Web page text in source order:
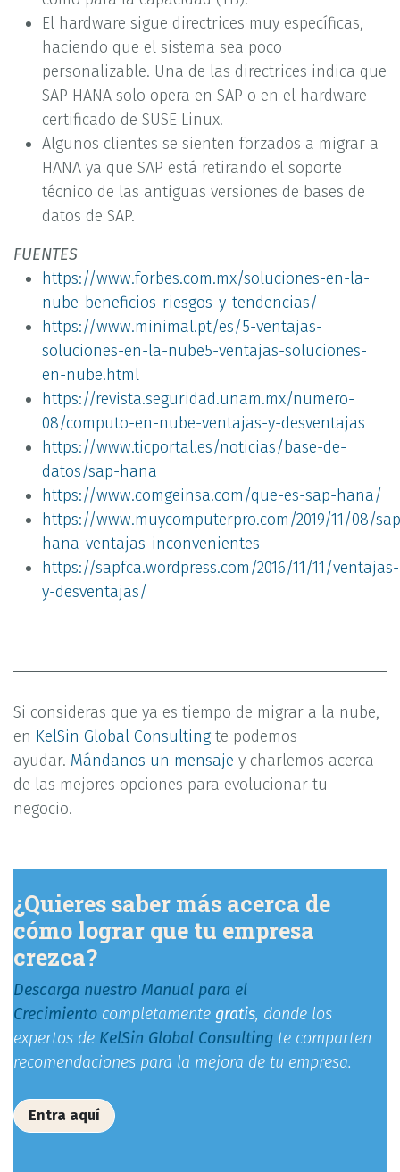
El hardware sigue directrices muy específicas,
haciendo que el sistema sea poco
personalizable. Una de las directrices indica que
SAP HANA solo opera en SAP o en el hardware
certificado de SUSE Linux.
Algunos clientes se sienten forzados a migrar a
HANA ya que SAP está retirando el soporte
técnico de las antiguas versiones de bases de
datos de SAP.
FUENTES
https://www.forbes.com.mx/soluciones-en-la-
nube-beneficios-riesgos-y-tendencias/
https://www.minimal.pt/es/5-ventajas-
soluciones-en-la-nube5-ventajas-soluciones-
en-nube.html
https://revista.seguridad.unam.mx/numero-
08/computo-en-nube-ventajas-y-desventajas
https://www.ticportal.es/noticias/base-de-
datos/sap-hana
https://www.comgeinsa.com/que-es-sap-hana/
https://www.muycomputerpro.com/2019/11/08/
hana-ventajas-inconvenientes
https://sapfca.wordpress.com/2016/11/11/ventajas-
y-desventajas/
Si consideras que ya es tiempo de migrar a la nube,
en KelSin Global Consulting te podemos
ayudar. Mándanos un mensaje y charlemos acerca
de las mejores opciones para evolucionar tu
negocio.
¿Quieres saber más acerca de
cómo lograr que tu empresa
crezca?
Descarga nuestro Manual para el
Crecimiento completamente gratis, donde los
expertos de KelSin Global Consulting te comparten
recomendaciones para la mejora de tu empresa.
Entra aquí